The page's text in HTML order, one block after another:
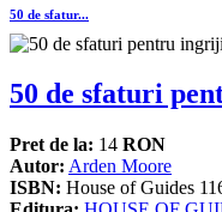
50 de sfatur...
50 de sfaturi
Pret de la: 14 RON
Autor: Arden Moore
ISBN: House of Guides